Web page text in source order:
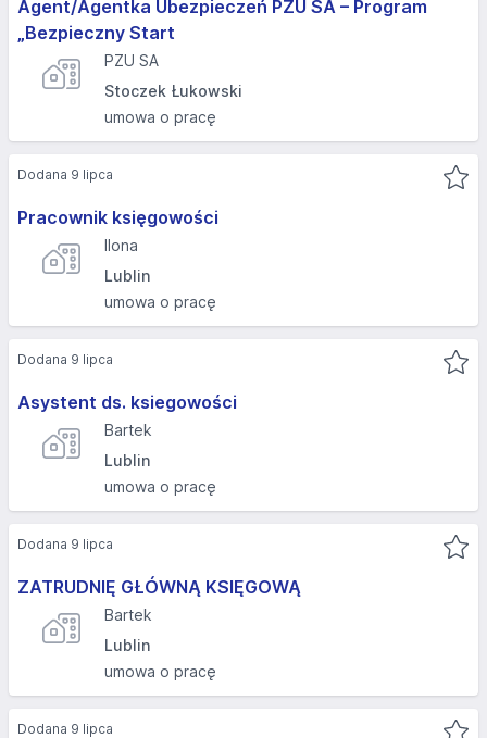
Agent/Agentka Ubezpieczeń PZU SA – Program
„Bezpieczny Start
PZU SA
Stoczek Łukowski
umowa o pracę
Pracownik księgowości
Ilona
Lublin
umowa o pracę
Dodana 9 lipca
Asystent ds. ksiegowości
Bartek
Lublin
umowa o pracę
Dodana 9 lipca
ZATRUDNIĘ GŁÓWNĄ KSIĘGOWĄ
Bartek
Lublin
umowa o pracę
Dodana 9 lipca
Dodana 9 lipca